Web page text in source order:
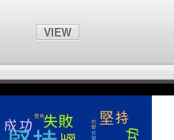
VIEW